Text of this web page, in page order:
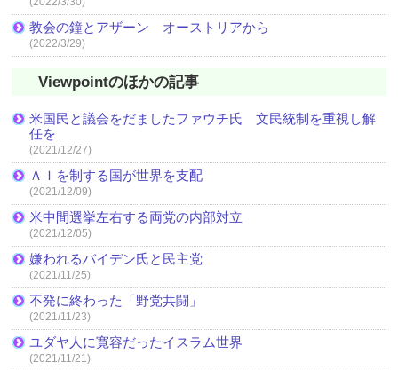
教会の鐘とアザーン オーストリアから
(2022/3/29)
Viewpointのほかの記事
米国民と議会をだましたファウチ氏 文民統制を重視し解
任を
(2021/12/27)
ＡＩを制する国が世界を支配
(2021/12/09)
米中間選挙左右する両党の内部対立
(2021/12/05)
嫌われるバイデン氏と民主党
(2021/11/25)
不発に終わった「野党共闘」
(2021/11/23)
ユダヤ人に寛容だったイスラム世界
(2021/11/21)